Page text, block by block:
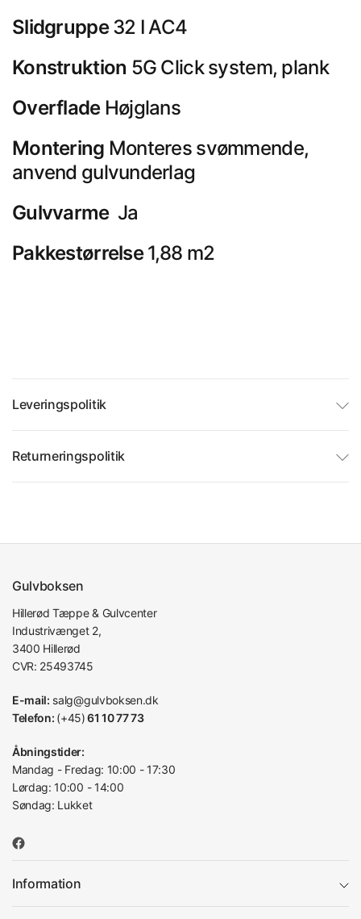
Slidgruppe32 I AC4
Konstruktion 5G Click system, plank
OverfladeHøjglans
Montering Monteres svømmende,
anvend gulvunderlag
Gulvvarme Ja
Pakkestørrelse1,88 m2
Leveringspolitik
Returneringspolitik
Gulvboksen
Hillerød Tæppe & Gulvcenter
Industrivænget 2,
3400 Hillerød
CVR: 25493745
E-mail: salg@gulvboksen.dk
Telefon: (+45)61 10 77 73
Åbningstider:
Mandag - Fredag: 10:00 - 17:30
Lørdag: 10:00 - 14:00
Søndag: Lukket
Information